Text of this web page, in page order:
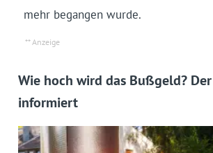
mehr begangen wurde.
Wie hoch wird das Bußgeld?
informiert